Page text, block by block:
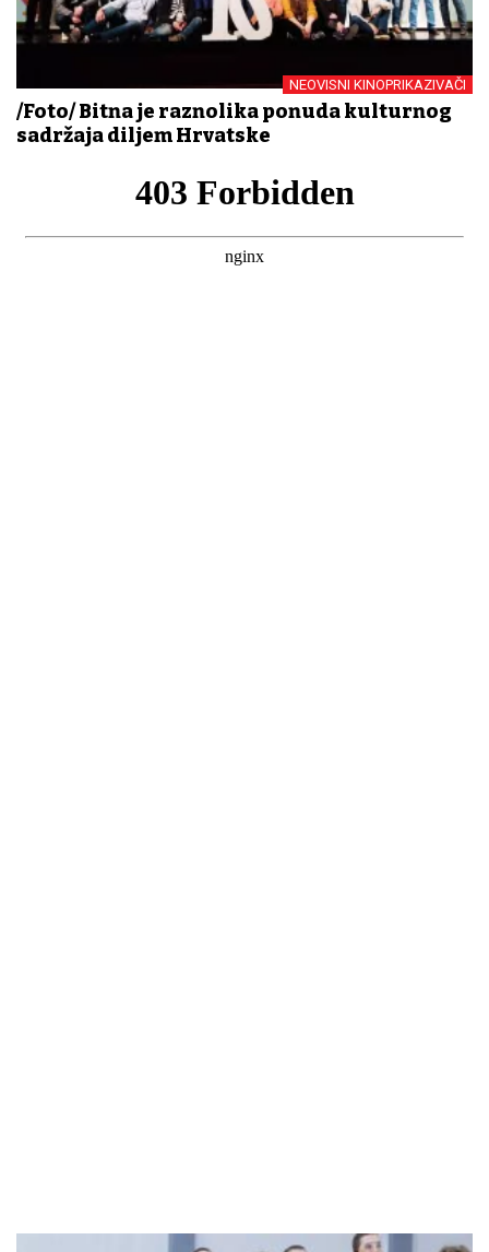
NEOVISNI KINOPRIKAZIVAČI
/Foto/ Bitna je raznolika ponuda kulturnog
sadržaja diljem Hrvatske